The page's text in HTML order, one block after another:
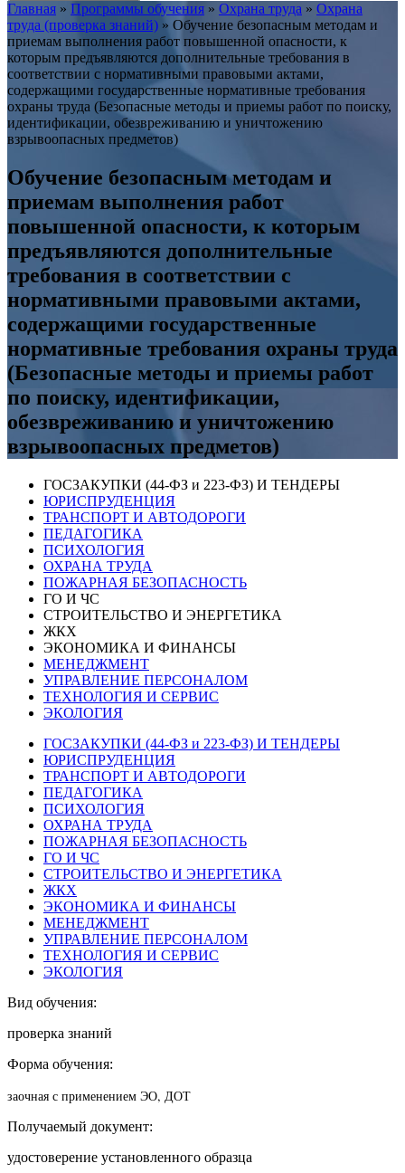
Главная » Программы обучения » Охрана труда » Охрана
труда (проверка знаний) » Обучение безопасным методам и
приемам выполнения работ повышенной опасности, к
которым предъявляются дополнительные требования в
соответствии с нормативными правовыми актами,
содержащими государственные нормативные требования
охраны труда (Безопасные методы и приемы работ по поиску,
идентификации, обезвреживанию и уничтожению
взрывоопасных предметов)
Обучение безопасным методам и
приемам выполнения работ
повышенной опасности, к которым
предъявляются дополнительные
требования в соответствии с
нормативными правовыми актами,
содержащими государственные
нормативные требования охраны труда
(Безопасные методы и приемы работ
по поиску, идентификации,
обезвреживанию и уничтожению
взрывоопасных предметов)
ГОСЗАКУПКИ (44-ФЗ и 223-ФЗ) И ТЕНДЕРЫ
ЮРИСПРУДЕНЦИЯ
ТРАНСПОРТ И АВТОДОРОГИ
ПЕДАГОГИКА
ПСИХОЛОГИЯ
ОХРАНА ТРУДА
ПОЖАРНАЯ БЕЗОПАСНОСТЬ
ГО И ЧС
СТРОИТЕЛЬСТВО И ЭНЕРГЕТИКА
ЖКХ
ЭКОНОМИКА И ФИНАНСЫ
МЕНЕДЖМЕНТ
УПРАВЛЕНИЕ ПЕРСОНАЛОМ
ТЕХНОЛОГИЯ И СЕРВИС
ЭКОЛОГИЯ
ГОСЗАКУПКИ (44-ФЗ и 223-ФЗ) И ТЕНДЕРЫ
ЮРИСПРУДЕНЦИЯ
ТРАНСПОРТ И АВТОДОРОГИ
ПЕДАГОГИКА
ПСИХОЛОГИЯ
ОХРАНА ТРУДА
ПОЖАРНАЯ БЕЗОПАСНОСТЬ
ГО И ЧС
СТРОИТЕЛЬСТВО И ЭНЕРГЕТИКА
ЖКХ
ЭКОНОМИКА И ФИНАНСЫ
МЕНЕДЖМЕНТ
УПРАВЛЕНИЕ ПЕРСОНАЛОМ
ТЕХНОЛОГИЯ И СЕРВИС
ЭКОЛОГИЯ
Вид обучения:
проверка знаний
Форма обучения:
заочная с применением ЭО, ДОТ
Получаемый документ:
удостоверение установленного образца